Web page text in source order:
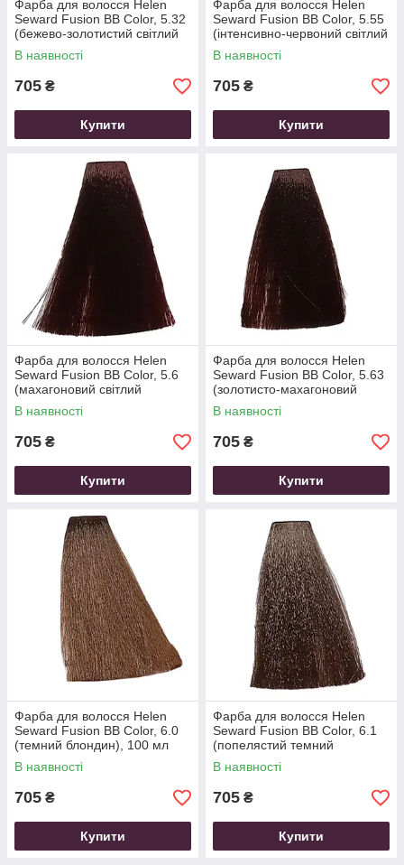
Фарба для волосся Helen
Seward Fusion BB Color, 5.32
(бежево-золотистий світлий
коричневий), 100 мл
В наявності
705 ₴
Купити
Фарба для волосся Helen
Seward Fusion BB Color, 5.55
(інтенсивно-червоний світлий
коричневий), 100 мл
В наявності
705 ₴
Купити
Фарба для волосся Helen
Seward Fusion BB Color, 5.6
(махагоновий світлий
коричневий), 100 мл
В наявності
705 ₴
Купити
Фарба для волосся Helen
Seward Fusion BB Color, 5.63
(золотисто-махагоновий
світлий коричневий), 100 мл
В наявності
705 ₴
Купити
Фарба для волосся Helen
Seward Fusion BB Color, 6.0
(темний блондин), 100 мл
В наявності
705 ₴
Купити
Фарба для волосся Helen
Seward Fusion BB Color, 6.1
(попелястий темний
блондин), 100 мл
В наявності
705 ₴
Купити